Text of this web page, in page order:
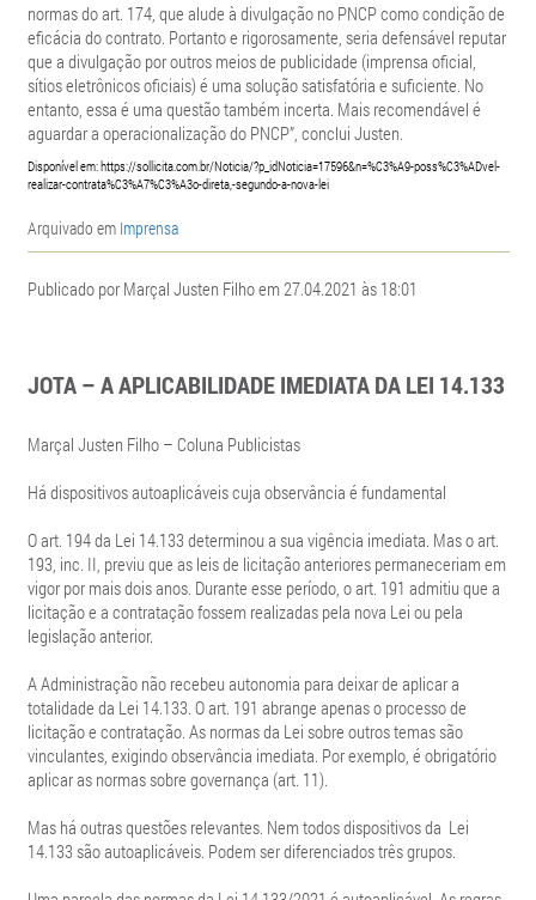
normas do art. 174, que alude à divulgação no PNCP como condição de
eficácia do contrato. Portanto e rigorosamente, seria defensável reputar
que a divulgação por outros meios de publicidade (imprensa oficial,
sítios eletrônicos oficiais) é uma solução satisfatória e suficiente. No
entanto, essa é uma questão também incerta. Mais recomendável é
aguardar a operacionalização do PNCP”, conclui Justen.
Disponível em: https://sollicita.com.br/Noticia/?p_idNoticia=17596&n=%C3%A9-poss%C3%ADvel-
realizar-contrata%C3%A7%C3%A3o-direta,-segundo-a-nova-lei
Arquivado em Imprensa
Publicado por Marçal Justen Filho em 27.04.2021 às 18:01
JOTA – A APLICABILIDADE IMEDIATA DA LEI 14.133
Marçal Justen Filho – Coluna Publicistas
Há dispositivos autoaplicáveis cuja observância é fundamental
O art. 194 da Lei 14.133 determinou a sua vigência imediata. Mas o art.
193, inc. II, previu que as leis de licitação anteriores permaneceriam em
vigor por mais dois anos. Durante esse período, o art. 191 admitiu que a
licitação e a contratação fossem realizadas pela nova Lei ou pela
legislação anterior.
A Administração não recebeu autonomia para deixar de aplicar a
totalidade da Lei 14.133. O art. 191 abrange apenas o processo de
licitação e contratação. As normas da Lei sobre outros temas são
vinculantes, exigindo observância imediata. Por exemplo, é obrigatório
aplicar as normas sobre governança (art. 11).
Mas há outras questões relevantes. Nem todos dispositivos da Lei
14.133 são autoaplicáveis. Podem ser diferenciados três grupos.